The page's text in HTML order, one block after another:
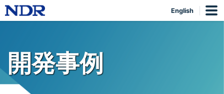
English
開発事例